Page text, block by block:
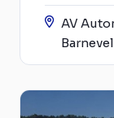
AV